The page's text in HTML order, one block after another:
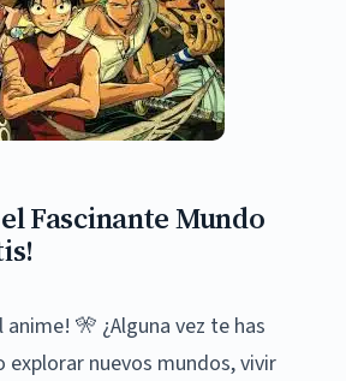
Fascinante Mundo
🎌 ¿Alguna vez te has
nuevos mundos, vivir